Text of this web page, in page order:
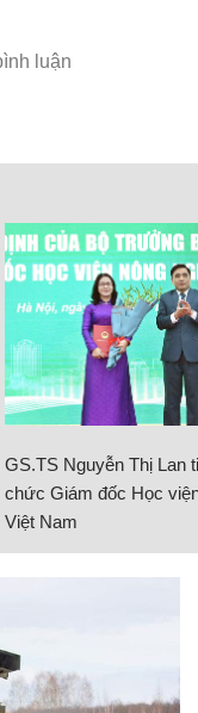
GS.TS Nguyễn Thị Lan
chức Giám đốc Học
Việt Nam